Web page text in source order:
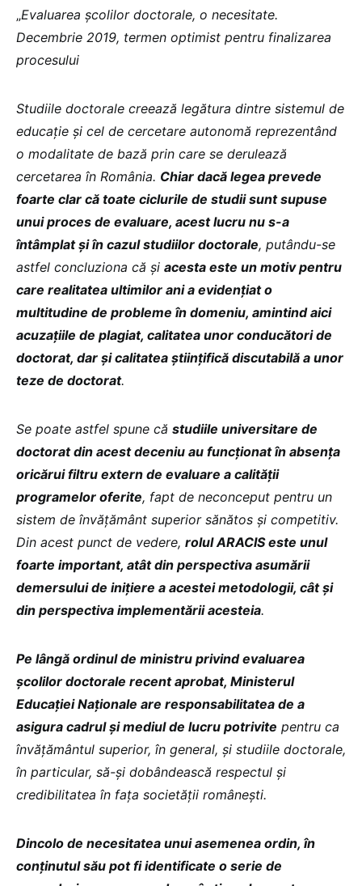
„Evaluarea școlilor doctorale, o necesitate.
Decembrie 2019, termen optimist pentru finalizarea
procesului
Studiile doctorale creează legătura dintre sistemul de
educație și cel de cercetare autonomă reprezentând
o modalitate de bază prin care se derulează
cercetarea în România. Chiar dacă legea prevede
foarte clar că toate ciclurile de studii sunt supuse
unui proces de evaluare, acest lucru nu s-a
întâmplat și în cazul studiilor doctorale, putându-se
astfel concluziona că și acesta este un motiv pentru
care realitatea ultimilor ani a evidențiat o
multitudine de probleme în domeniu, amintind aici
acuzațiile de plagiat, calitatea unor conducători de
doctorat, dar și calitatea științifică discutabilă a unor
teze de doctorat.
Se poate astfel spune că studiile universitare de
doctorat din acest deceniu au funcționat în absența
oricărui filtru extern de evaluare a calității
programelor oferite, fapt de neconceput pentru un
sistem de învățământ superior sănătos și competitiv.
Din acest punct de vedere, rolul ARACIS este unul
foarte important, atât din perspectiva asumării
demersului de inițiere a acestei metodologii, cât și
din perspectiva implementării acesteia.
Pe lângă ordinul de ministru privind evaluarea
școlilor doctorale recent aprobat, Ministerul
Educației Naționale are responsabilitatea de a
asigura cadrul și mediul de lucru potrivite pentru ca
învățământul superior, în general, și studiile doctorale,
în particular, să-și dobândească respectul și
credibilitatea în fața societății românești.
Dincolo de necesitatea unui asemenea ordin, în
conținutul său pot fi identificate o serie de